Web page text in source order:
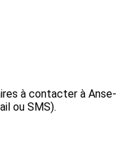
à contacter à Anse-
ou SMS).